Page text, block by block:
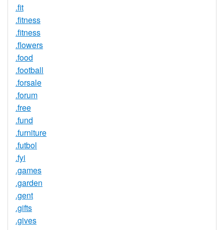
.fit
.fitness
.fitness
.flowers
.food
.football
.forsale
.forum
.free
.fund
.furniture
.futbol
.fyi
.games
.garden
.gent
.gifts
.gives